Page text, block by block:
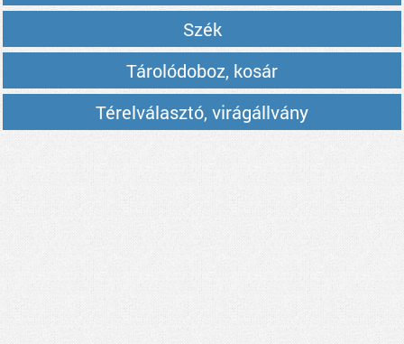
Szék
Tárolódoboz, kosár
Térelválasztó, virágállvány